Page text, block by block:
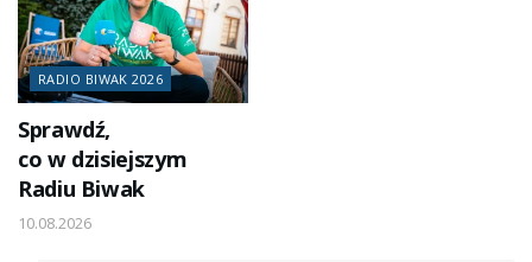
RADIO BIWAK 2026
Sprawdź,
co w dzisiejszym
Radiu Biwak
10.08.2026